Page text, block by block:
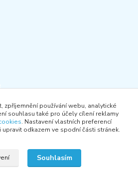
zpříjemnění používání webu, analytické
souhlasu také pro účely cílení reklamy
. Nastavení vlastních preferencí
odkazem ve spodní části stránek.
Souhlasím